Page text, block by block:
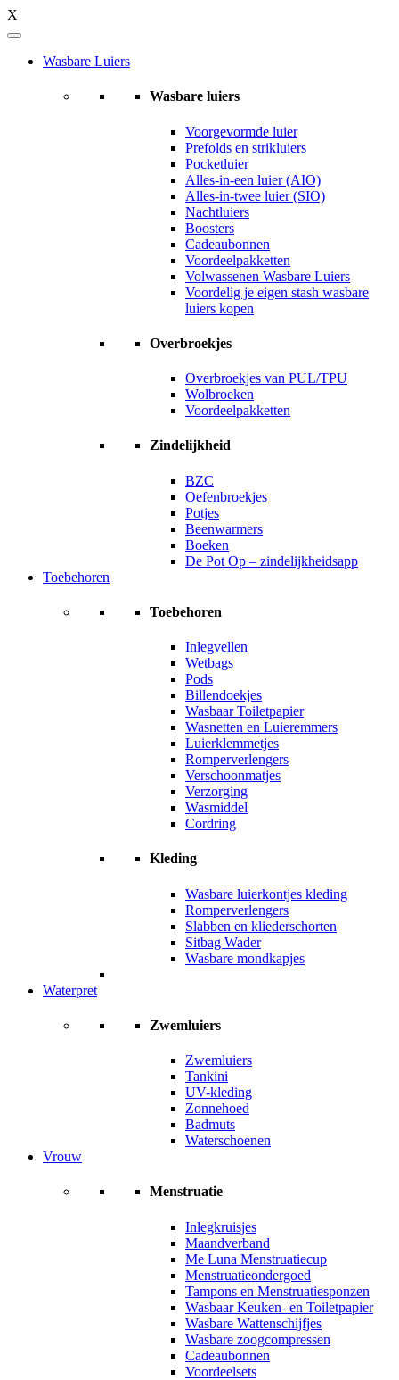
X
Wasbare Luiers
Wasbare luiers
Voorgevormde luier
Prefolds en strikluiers
Pocketluier
Alles-in-een luier (AIO)
Alles-in-twee luier (SIO)
Nachtluiers
Boosters
Cadeaubonnen
Voordeelpakketten
Volwassenen Wasbare Luiers
Voordelig je eigen stash wasbare
luiers kopen
Overbroekjes
Overbroekjes van PUL/TPU
Wolbroeken
Voordeelpakketten
Zindelijkheid
BZC
Oefenbroekjes
Potjes
Beenwarmers
Boeken
De Pot Op – zindelijkheidsapp
Toebehoren
Toebehoren
Inlegvellen
Wetbags
Pods
Billendoekjes
Wasbaar Toiletpapier
Wasnetten en Luieremmers
Luierklemmetjes
Romperverlengers
Verschoonmatjes
Verzorging
Wasmiddel
Cordring
Kleding
Wasbare luierkontjes kleding
Romperverlengers
Slabben en kliederschorten
Sitbag Wader
Wasbare mondkapjes
Waterpret
Zwemluiers
Zwemluiers
Tankini
UV-kleding
Zonnehoed
Badmuts
Waterschoenen
Vrouw
Menstruatie
Inlegkruisjes
Maandverband
Me Luna Menstruatiecup
Menstruatieondergoed
Tampons en Menstruatiesponzen
Wasbaar Keuken- en Toiletpapier
Wasbare Wattenschijfjes
Wasbare zoogcompressen
Cadeaubonnen
Voordeelsets